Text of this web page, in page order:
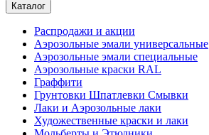
Каталог
Распродажи и акции
Аэрозольные эмали универсальные
Аэрозольные эмали специальные
Аэрозольные краски RAL
Граффити
Грунтовки Шпатлевки Смывки
Лаки и Аэрозольные лаки
Художественные краски и лаки